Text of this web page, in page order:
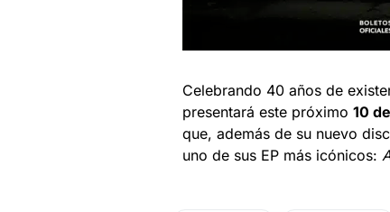
Celebrando 40 años de
presentará este próximo 10
que, además de su nuevo
uno de sus EP más icónicos: